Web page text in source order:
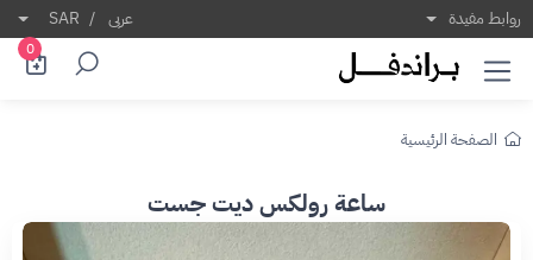
روابط مفيدة عربى /
SAR
0
الصفحة الرئيسية
ساعة رولكس ديت جست